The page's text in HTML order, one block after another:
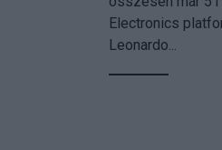
Electronics
Leonardo...